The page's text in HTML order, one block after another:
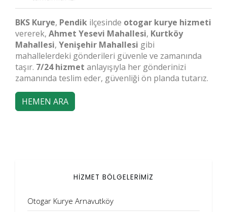
BKS Kurye, Pendik ilçesinde otogar kurye hizmeti
vererek, Ahmet Yesevi Mahallesi, Kurtköy
Mahallesi, Yenişehir Mahallesi gibi
mahallelerdeki gönderileri güvenle ve zamanında
taşır. 7/24 hizmet anlayışıyla her gönderinizi
zamanında teslim eder, güvenliği ön planda tutarız.
HEMEN ARA
HİZMET BÖLGELERİMİZ
Otogar Kurye Arnavutköy